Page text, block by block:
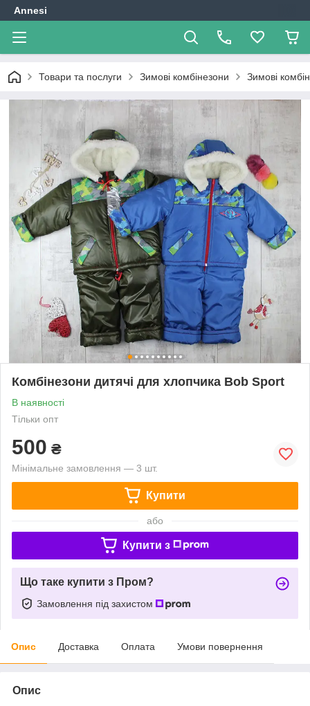
Annesi
Товари та послуги Зимові комбінезони Зимові
Комбінезони дитячі для хлопчика Bob Sport
В наявності
Тільки опт
500 ₴
Мінімальне замовлення — 3 шт.
Купити
або
Купити з
Що таке купити з Пром?
Замовлення під захистом
Опис Доставка Оплата Умови повернення
Опис